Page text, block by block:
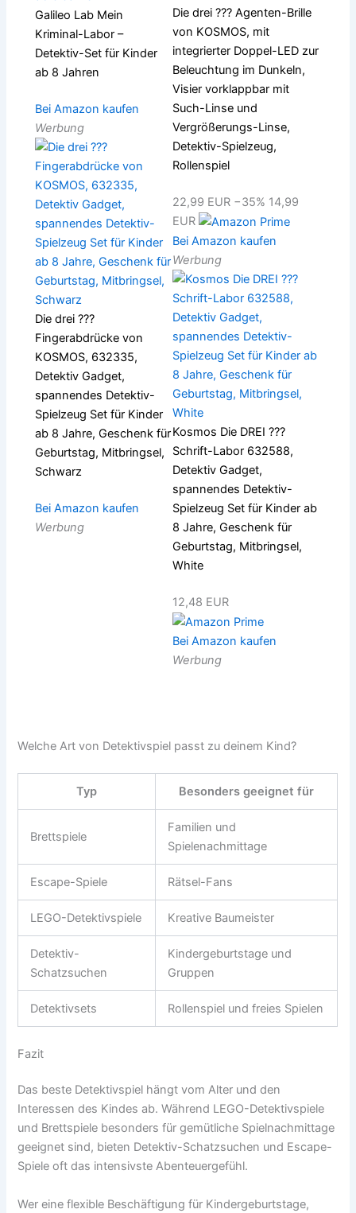
Galileo Lab Mein
Kriminal-Labor –
Detektiv-Set für Kinder
ab 8 Jahren
Bei Amazon kaufen
Werbung
Die drei ???
Fingerabdrücke von
KOSMOS, 632335,
Detektiv Gadget,
spannendes Detektiv-
Spielzeug Set für Kinder
ab 8 Jahre, Geschenk für
Geburtstag, Mitbringsel,
Schwarz
Bei Amazon kaufen
Werbung
Die drei ??? Agenten-Brille
von KOSMOS, mit
integrierter Doppel-LED zur
Beleuchtung im Dunkeln,
Visier vorklappbar mit
Such-Linse und
Vergrößerungs-Linse,
Detektiv-Spielzeug,
Rollenspiel
22,99 EUR −35% 14,99
EUR
Bei Amazon kaufen
Werbung
Kosmos Die DREI ???
Schrift-Labor 632588,
Detektiv Gadget,
spannendes Detektiv-
Spielzeug Set für Kinder ab
8 Jahre, Geschenk für
Geburtstag, Mitbringsel,
White
12,48 EUR
Bei Amazon kaufen
Werbung
Welche Art von Detektivspiel passt zu deinem Kind?
Typ Besonders geeignet für
Brettspiele
Familien und
Spielenachmittage
Escape-Spiele Rätsel-Fans
LEGO-Detektivspiele Kreative Baumeister
Detektiv-
Schatzsuchen
Kindergeburtstage und
Gruppen
Detektivsets Rollenspiel und freies Spielen
Fazit
Das beste Detektivspiel hängt vom Alter und den
Interessen des Kindes ab. Während LEGO-Detektivspiele
und Brettspiele besonders für gemütliche Spielnachmittage
geeignet sind, bieten Detektiv-Schatzsuchen und Escape-
Spiele oft das intensivste Abenteuergefühl.
Wer eine flexible Beschäftigung für Kindergeburtstage,